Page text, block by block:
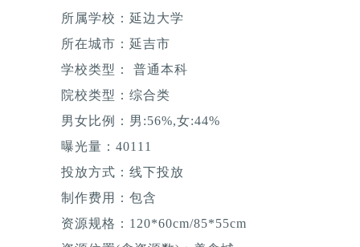
所属学校：延边大学
所在城市：延吉市
学校类型： 普通本科
院校类型：综合类
男女比例：男:56%,女:44%
曝光量：40111
投放方式：线下投放
制作费用：包含
资源规格：120*60cm/85*55cm